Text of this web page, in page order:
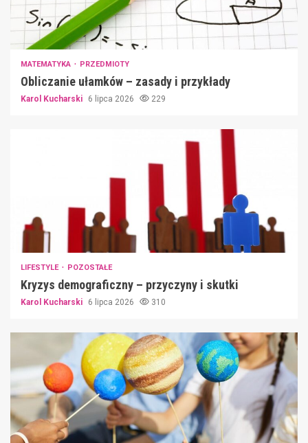
MATEMATYKA PRZEDMIOTY
Obliczanie ułamków – zasady i przykłady
Karol Kucharski 6 lipca 2026 229
LIFESTYLE POZOSTAŁE
Kryzys demograficzny – przyczyny i skutki
Karol Kucharski 6 lipca 2026 310